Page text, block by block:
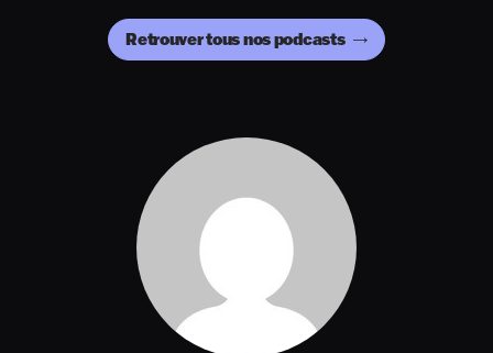
Retrouver tous nos podcasts